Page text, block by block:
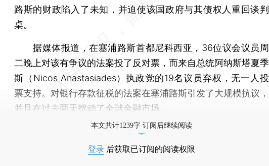
路斯的财政陷入了未知，并迫使该国政府与其债权人重回谈判
桌。
据媒体报道，在塞浦路斯首都尼科西亚，36位议会议员周
二晚上对该有争议的法案投了反对票，而来自总统阿纳斯塔夏季
斯（Nicos Anastasiades）执政党的19名议员弃权，无一人投
票支持。对银行存款征税的法案在塞浦路斯引发了大规模抗议，
并且在过去两天扰动了全球金融市场。
本文共计1239字 订阅后继续阅读
登录 后获取已订阅的阅读权限